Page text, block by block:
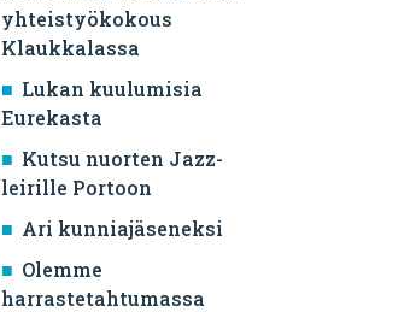
yhteistyökokous
Klaukkalassa
Lukan kuulumisia
Eurekasta
Kutsu nuorten Jazz-
leirille Portoon
Ari kunniajäseneksi
Olemme
harrastetahtumassa